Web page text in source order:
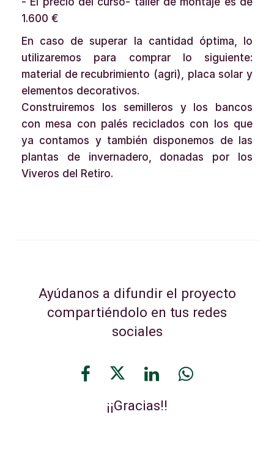
1.600 €
En caso de superar la cantidad óptima, lo
utilizaremos para comprar lo siguiente:
material de recubrimiento (agri), placa solar y
elementos decorativos.
Construiremos los semilleros y los bancos
con mesa con palés reciclados con los que
ya contamos y también disponemos de las
plantas de invernadero, donadas por los
Viveros del Retiro.
Ayúdanos a difundir el proyecto
compartiéndolo en tus redes
sociales
¡¡Gracias!!